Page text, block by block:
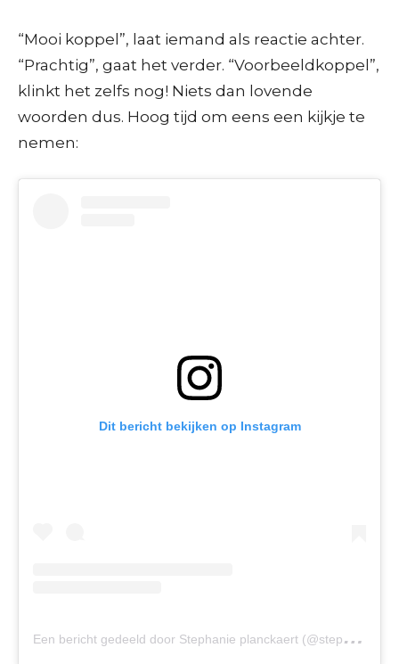
“Mooi koppel”, laat iemand als reactie achter.
“Prachtig”, gaat het verder. “Voorbeeldkoppel”,
klinkt het zelfs nog! Niets dan lovende
woorden dus. Hoog tijd om eens een kijkje te
nemen:
Dit bericht bekijken op Instagram
E
en bericht gedeeld door Stephanie planckaert (@stephanieplanckaert)